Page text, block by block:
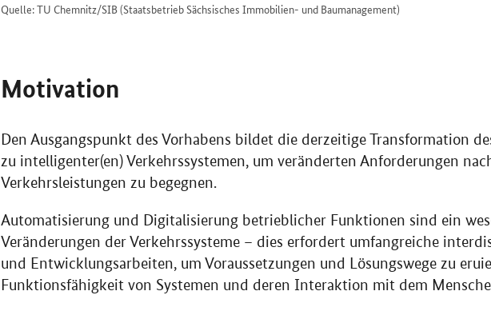
Quelle: TU Chemnitz/SIB (Staatsbetrieb Sächsisches Immobilien- und Baumanagement)
Motivation
Den Ausgangspunkt des Vorhabens bildet die derzeitige Transformation
zu intelligenter(en) Verkehrssystemen, um veränderten Anforderungen
Verkehrsleistungen zu begegnen.
Automatisierung und Digitalisierung betrieblicher Funktionen sind ein
Veränderungen der Verkehrssysteme – dies erfordert umfangreiche
und Entwicklungsarbeiten, um Voraussetzungen und Lösungswege zu
Funktionsfähigkeit von Systemen und deren Interaktion mit dem